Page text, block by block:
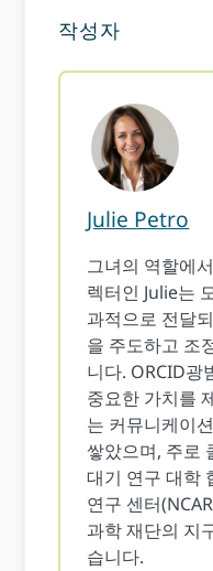
작성자
Julie Petro
그녀의 역할에
렉터인 Julie는
과적으로 전달
을 주도하고 조
니다. ORCID광
중요한 가치를
는 커뮤니케이
쌓았으며, 주로
대기 연구 대학
연구 센터
과학 재단의 지
습니다.